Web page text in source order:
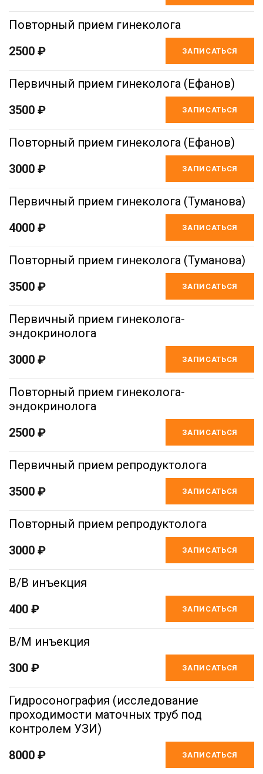
Повторный прием гинеколога
2500 ₽
ЗАПИСАТЬСЯ
Первичный прием гинеколога (Ефанов)
3500 ₽
ЗАПИСАТЬСЯ
Повторный прием гинеколога (Ефанов)
3000 ₽
ЗАПИСАТЬСЯ
Первичный прием гинеколога (Туманова)
4000 ₽
ЗАПИСАТЬСЯ
Повторный прием гинеколога (Туманова)
3500 ₽
ЗАПИСАТЬСЯ
Первичный прием гинеколога-
эндокринолога
3000 ₽
ЗАПИСАТЬСЯ
Повторный прием гинеколога-
эндокринолога
2500 ₽
ЗАПИСАТЬСЯ
Первичный прием репродуктолога
3500 ₽
ЗАПИСАТЬСЯ
Повторный прием репродуктолога
3000 ₽
ЗАПИСАТЬСЯ
В/В инъекция
400 ₽
ЗАПИСАТЬСЯ
В/М инъекция
300 ₽
ЗАПИСАТЬСЯ
Гидросонография (исследование
проходимости маточных труб под
контролем УЗИ)
8000 ₽
ЗАПИСАТЬСЯ